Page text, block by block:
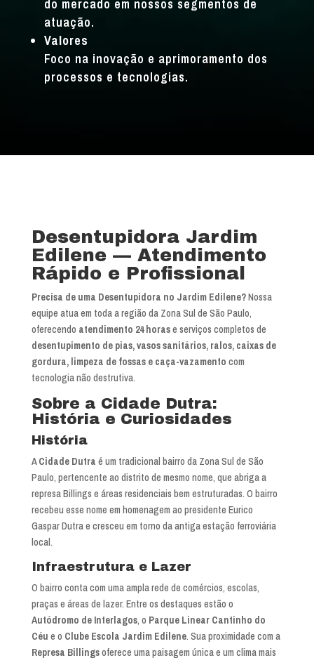
do mercado em nossos segmentos de
atuação.
Valores
Foco na inovação e aprimoramento dos
processos e tecnologias.
Desentupidora Jardim
Edilene — Atendimento
Rápido e Profissional
Precisa de uma Desentupidora no Jardim Edilene?Nossa
equipe atua em toda a região da Zona Sul de São Paulo,
oferecendo atendimento 24 horase serviços completos de
desentupimento de pias, vasos sanitários, ralos, caixas de
gordura, limpeza de fossas e caça-vazamento com
tecnologia não destrutiva.
Sobre a Cidade Dutra:
História e Curiosidades
História
ACidade Dutra é um tradicional bairro da Zona Sul de São
Paulo, pertencente ao distrito de mesmo nome, que abriga a
represa Billings e áreas residenciais bem estruturadas. O bairro
recebeu esse nome em homenagem ao presidente Eurico
Gaspar Dutra e cresceu em torno da antiga estação ferroviária
local.
Infraestrutura e Lazer
O bairro conta com uma ampla rede de comércios, escolas,
praças e áreas de lazer. Entre os destaques estão o
Autódromo de Interlagos, o Parque Linear Cantinho do
Céu e o Clube Escola Jardim Edilene. Sua proximidade com a
Represa Billingsoferece uma paisagem única e um clima mais